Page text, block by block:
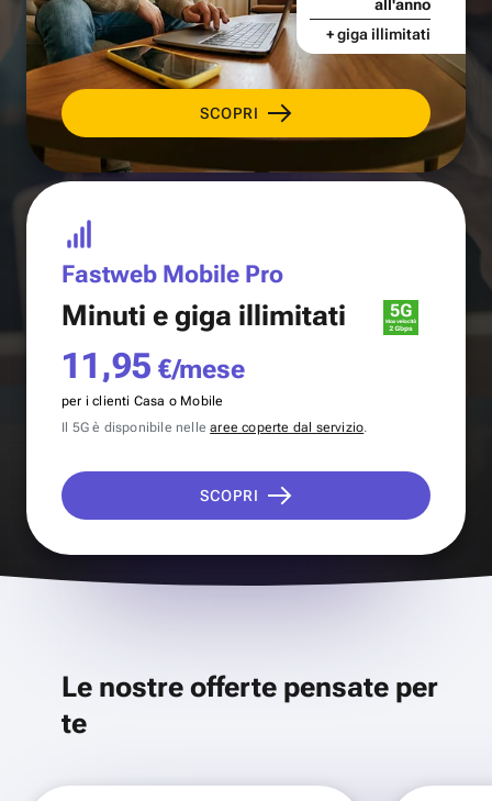
SCOPRI
all'anno
+ giga illimitati
Fastweb Mobile Pro
Minuti e giga illimitati
11,95 €/mese
per i clienti Casa o Mobile
Il 5G è disponibile nellearee coperte dal servizio.
SCOPRI
Le nostre offerte pensate per
te